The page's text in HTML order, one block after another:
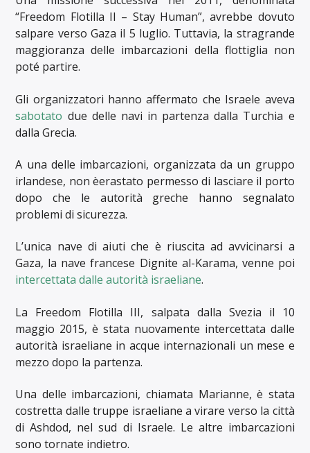
“Freedom Flotilla II – Stay Human”, avrebbe dovuto
salpare verso Gaza il 5 luglio. Tuttavia, la stragrande
maggioranza delle imbarcazioni della flottiglia non
poté partire.
Gli organizzatori hanno affermato che Israele aveva
sabotato due delle navi in ​​partenza dalla Turchia e
dalla Grecia.
A una delle imbarcazioni, organizzata da un gruppo
irlandese, non èerastato permesso di lasciare il porto
dopo che le autorità greche hanno segnalato
problemi di sicurezza.
L’unica nave di aiuti che è riuscita ad avvicinarsi a
Gaza, la nave francese Dignite al-Karama, venne poi
intercettata dalle autorità israeliane.
La Freedom Flotilla III, salpata dalla Svezia il 10
maggio 2015, è stata nuovamente intercettata dalle
autorità israeliane in acque internazionali un mese e
mezzo dopo la partenza.
Una delle imbarcazioni, chiamata Marianne, è stata
costretta dalle truppe israeliane a virare verso la città
di Ashdod, nel sud di Israele. Le altre imbarcazioni
sono tornate indietro.